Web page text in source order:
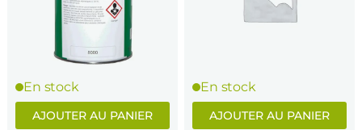
En stock
AJOUTER AU PANIER
En stock
AJOUTER AU PANIER